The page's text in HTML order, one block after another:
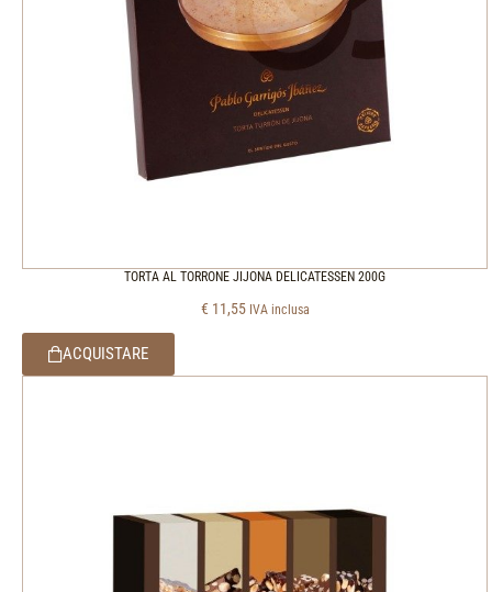
TORTA AL TORRONE JIJONA DELICATESSEN 200G
€ 11,55 IVA inclusa
ACQUISTARE